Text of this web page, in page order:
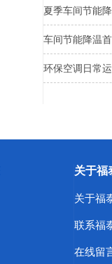
夏季车间节能
车间节能降温
环保空调日常
关于福
关于福
联系福
在线留